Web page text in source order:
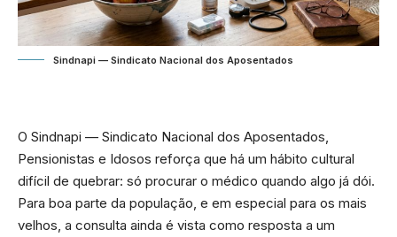
Sindnapi — Sindicato Nacional dos Aposentados
O Sindnapi — Sindicato Nacional dos Aposentados,
Pensionistas e Idosos reforça que há um hábito cultural
difícil de quebrar: só procurar o médico quando algo já dói.
Para boa parte da população, e em especial para os mais
velhos, a consulta ainda é vista como resposta a um